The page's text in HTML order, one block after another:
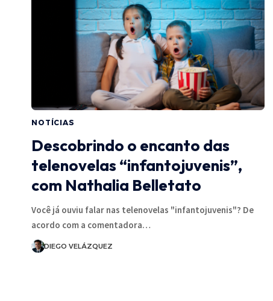
NOTÍCIAS
Descobrindo o encanto das
telenovelas “infantojuvenis”,
com Nathalia Belletato
Você já ouviu falar nas telenovelas "infantojuvenis"? De
acordo com a comentadora…
DIEGO VELÁZQUEZ